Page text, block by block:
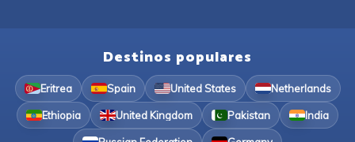
Destinos populares
Eritrea Spain United States Netherlands
Ethiopia United Kingdom Pakistan India